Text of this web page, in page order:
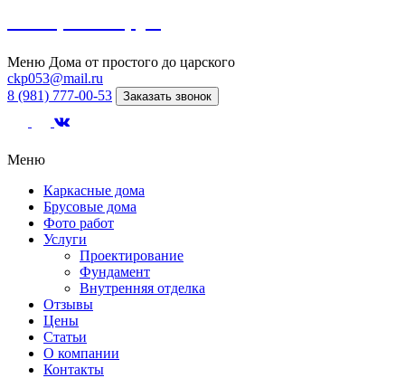
Меню Дома от простого до царского
ckp053@mail.ru
8 (981) 777-00-53
Заказать звонок
Меню
Каркасные дома
Брусовые дома
Фото работ
Услуги
Проектирование
Фундамент
Внутренняя отделка
Отзывы
Цены
Статьи
О компании
Контакты